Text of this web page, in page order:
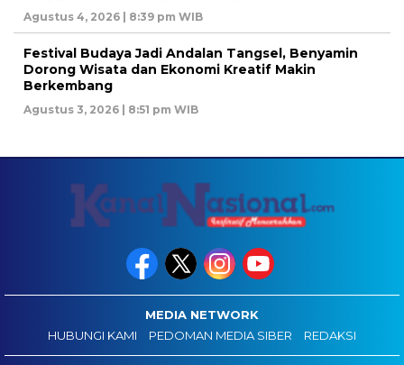
Agustus 4, 2026 | 8:39 pm WIB
Festival Budaya Jadi Andalan Tangsel, Benyamin
Dorong Wisata dan Ekonomi Kreatif Makin
Berkembang
Agustus 3, 2026 | 8:51 pm WIB
MEDIA NETWORK
HUBUNGI KAMI
PEDOMAN MEDIA SIBER REDAKSI